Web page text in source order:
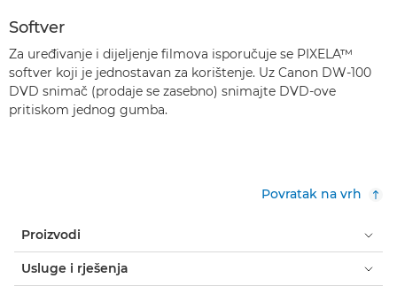
Softver
Za uređivanje i dijeljenje filmova isporučuje se PIXELA™
softver koji je jednostavan za korištenje. Uz Canon DW-100
DVD snimač (prodaje se zasebno) snimajte DVD-ove
pritiskom jednog gumba.
Povratak na vrh
Proizvodi
Usluge i rješenja